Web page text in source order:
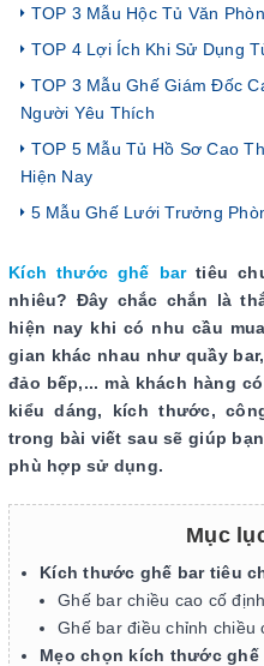
TOP 3 Mẫu Hộc Tủ Văn
TOP 4 Lợi Ích Khi Sử Dụng
TOP 3 Mẫu Ghế Giám Đốc
Người Yêu Thích
TOP 5 Mẫu Tủ Hồ Sơ Cao
Hiện Nay
5 Mẫu Ghế Lưới Trưởng
Kích thước ghế bartiêu
nhiêu? Đây chắc chắn là
hiện nay khi có nhu cầu
gian khác nhau như quầy
đảo bếp,... mà khách hàng
kiểu dáng, kích thước,
trong bài viết sau sẽ giúp
phù hợp sử dụng.
Mục
Kích thước ghế bar tiêu
Ghế bar chiều cao cố định
Ghế bar điều chỉnh chiều
Mẹo chọn kích thước